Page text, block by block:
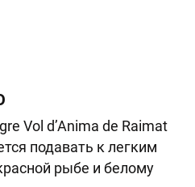
Vol d’Anima de Raimat
подавать к легким
рыбе и белому